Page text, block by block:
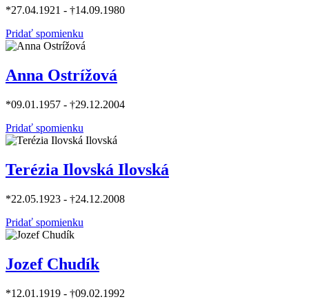
*27.04.1921 - †14.09.1980
Pridať spomienku
Anna Ostrížová
*09.01.1957 - †29.12.2004
Pridať spomienku
Terézia Ilovská Ilovská
*22.05.1923 - †24.12.2008
Pridať spomienku
Jozef Chudík
*12.01.1919 - †09.02.1992